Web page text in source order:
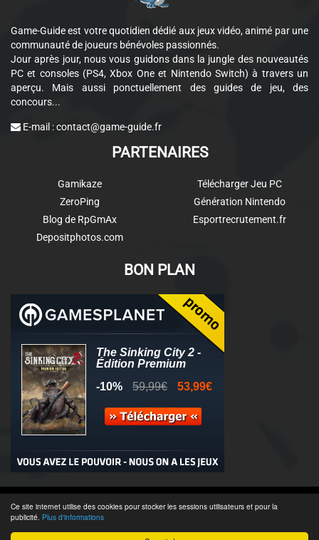
Ce site internet utilise des cookies pour stocker les sessions utilisateurs et pour la
publicité. Plus d'informations
Game-Guide est votre quotidien dédié aux jeux vidéo, animé par une
communauté de joueurs bénévoles passionnés.
Jour après jour, nous vous guidons dans la jungle des nouveautés
PC et consoles (PS4, Xbox One et Nintendo Switch) à travers un
aperçu. Mais aussi ponctuellement des guides de jeu, des
concours...
E-mail :contact@game-guide.fr
PARTENAIRES
Gamikaze
ZeroPing
Blog de RpGmAx
Depositphotos.com
Télécharger Jeu PC
Génération Nintendo
Esportrecrutement.fr
BON PLAN
© 2011-2025 - Association Clamidra - Wordpress
Équipe & Contacts-Recrutement-Publicité & Partenaires-CGU-